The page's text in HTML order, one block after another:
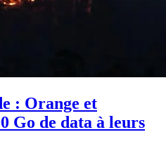
: Orange et
Go de data à leurs